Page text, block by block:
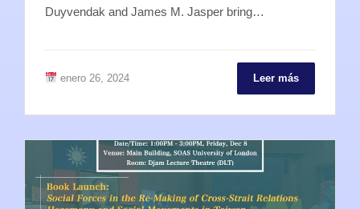
Duyvendak and James M. Jasper bring…
enero 26, 2024 Leer más